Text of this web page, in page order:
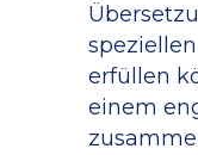
erfüllen
einem